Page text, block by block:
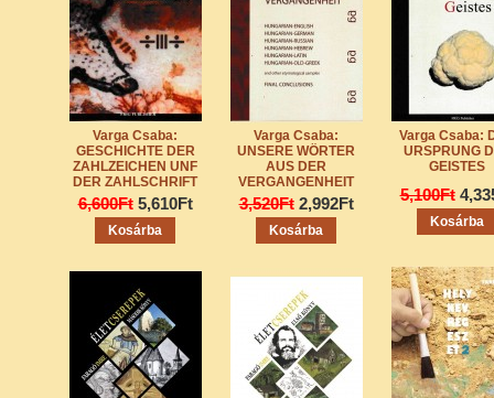
Varga Csaba:
GESCHICHTE DER
ZAHLZEICHEN UNF
DER ZAHLSCHRIFT
6,600Ft 5,610Ft
Varga Csaba:
UNSERE WÖRTER
AUS DER
VERGANGENHEIT
3,520Ft 2,992Ft
Varga Csaba:
URSPRUNG
GEISTES
5,100Ft